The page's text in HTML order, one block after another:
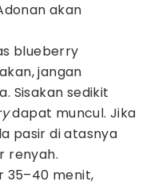
akan
blueberry
jangan
Sisakan sedikit
dapat muncul. Jika
pasir di atasnya
renyah.
35–40 menit,